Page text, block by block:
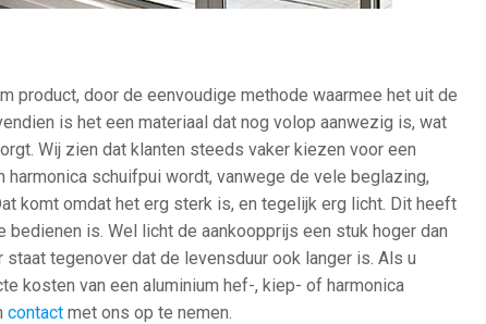
product, door de eenvoudige methode waarmee het uit de
is het een materiaal dat nog volop aanwezig is, wat
Wij zien dat klanten steeds vaker kiezen voor een
harmonica schuifpui wordt, vanwege de vele beglazing,
komt omdat het erg sterk is, en tegelijk erg licht. Dit heeft
is. Wel licht de aankoopprijs een stuk hoger dan
tegenover dat de levensduur ook langer is. Als u
kosten van een aluminium hef-, kiep- of harmonica
contactmet ons op te nemen.